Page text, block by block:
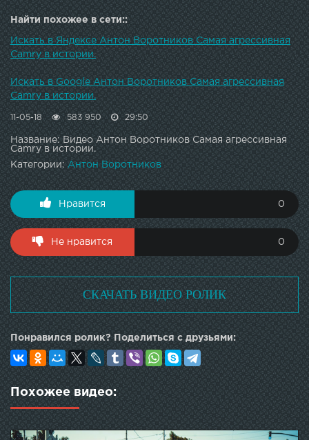
Найти похожее в сети::
Искать в Яндексе Антон Воротников Самая агрессивная
Camry в истории.
Искать в Google Антон Воротников Самая агрессивная
Camry в истории.
11-05-18 583 950 29:50
Название: Видео Антон Воротников Самая агрессивная
Camry в истории.
Категории:Антон Воротников
Нравится 0
Не нравится 0
СКАЧАТЬ ВИДЕО РОЛИК
Понравился ролик? Поделиться с друзьями:
Похожее видео: